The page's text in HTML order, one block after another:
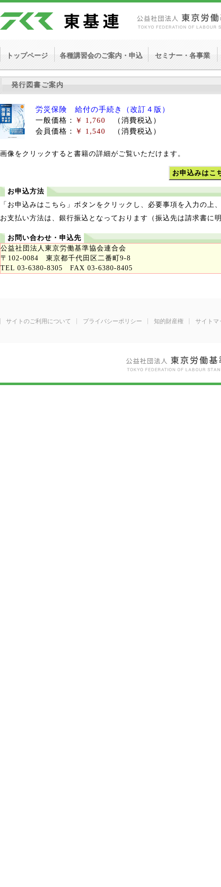
トップページ 各種講習会のご案内・申込 セミナー・各事業
発行図書ご案内
労災保険 給付の手続き（改訂４版）
一般価格：
￥ 1,760
（消費税込）
会員価格：
￥ 1,540 （消費税込）
画像をクリックすると書籍の詳細がご覧いただけます。
お申込みはこ
お申込方法
「お申込みはこちら」ボタンをクリックし、必要事項を入力の上
お支払い方法は、銀行振込となっております（振込先は請求書に
お問い合わせ・申込先
公益社団法人東京労働基準協会連合会
〒102-0084 東京都千代田区二番町9-8
TEL 03-6380-8305 FAX 03-6380-8405
サイトのご利用について プライバシーポリシー 知的財産権 サイトマ